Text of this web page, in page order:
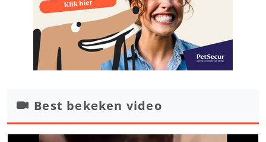
Best bekeken video